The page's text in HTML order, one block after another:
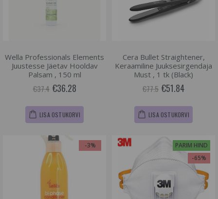
Wella Professionals Elements
Juustesse Jäetav Hooldav
Palsam , 150 ml
€37.4 €36.28
LISA OSTUKORVI
Cera Bullet Straightener,
Keraamiline Juuksesirgendaja
Must , 1 tk (Black)
€77.5 €51.84
LISA OSTUKORVI
-3%
PARIM HIND
-65%